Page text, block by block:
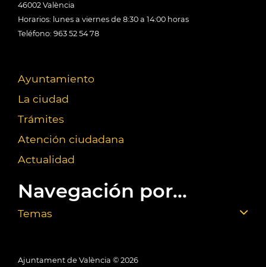
46002 València
Horarios: lunes a viernes de 8:30 a 14:00 horas
Teléfono: 963 52 54 78
Ayuntamiento
La ciudad
Trámites
Atención ciudadana
Actualidad
Navegación por...
Temas
Ajuntament de València © 2026